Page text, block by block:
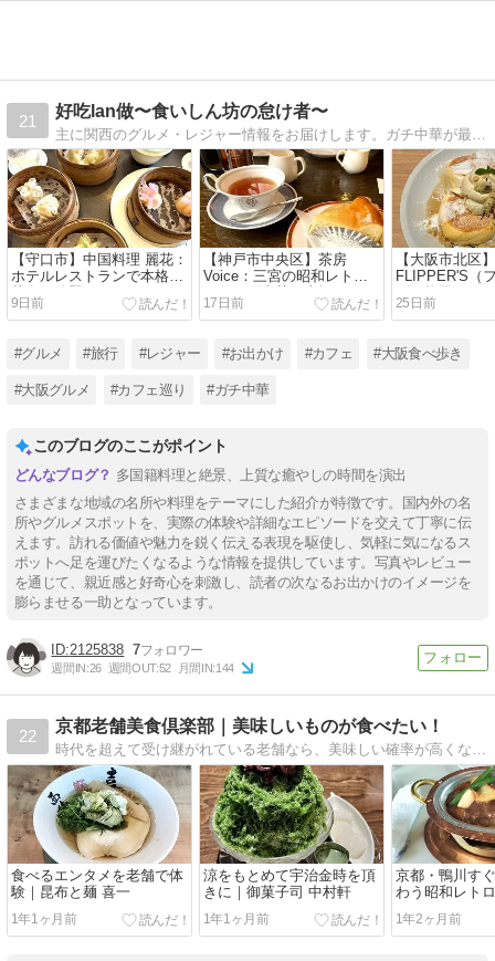
21
好吃lan做〜食いしん坊の怠け者〜
【守口市】中国料理 麗花：
ホテルレストランで本格中
華食べ放題
9日前
【神戸市中央区】茶房
Voice：三宮の昭和レトロ
なジャズ喫茶、喫煙可で要
注意
17日前
【大阪市北区】
FLIPPER'S（
ズ）梅田エス
フレパンケー
25日前
#グルメ #旅行 #レジャー #お出かけ #カフェ #大阪食べ歩き
#大阪グルメ #カフェ巡り #ガチ中華
このブログのここがポイント
多国籍料理と絶景、上質な癒やしの時間を演出
さまざまな地域の名所や料理をテーマにした紹介が特徴です。国内外の名
所やグルメスポットを、実際の体験や詳細なエピソードを交えて丁寧に伝
えます。訪れる価値や魅力を鋭く伝える表現を駆使し、気軽に気になるス
ポットへ足を運びたくなるような情報を提供しています。写真やレビュー
を通じて、親近感と好奇心を刺激し、読者の次なるお出かけのイメージを
膨らませる一助となっています。
2125838 7
週間IN:26 週間OUT:52 月間IN:144
22
京都老舗美食倶楽部｜美味しいものが食べたい！
時代を超えて受け継がれている老舗なら、美味しい確率が高くなるのでは？実際に食べに行った京都の老舗のありのまま（美味しくても美味しくなくても）ブログへ投稿しています。お店選びのご参考にして下さい。
食べるエンタメを老舗で体
験｜昆布と麺 喜一
1年1ヶ月前
涼をもとめて宇治金時を頂
きに｜御菓子司 中村軒
1年1ヶ月前
京都・鴨川す
わう昭和レト
チ｜レストラ
1年2ヶ月前